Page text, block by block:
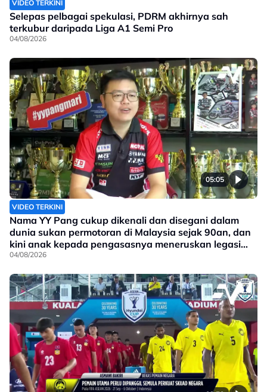
VIDEO TERKINI
Selepas pelbagai spekulasi, PDRM akhirnya sah
terkubur daripada Liga A1 Semi Pro
04/08/2026
05:05
VIDEO TERKINI
Nama YY Pang cukup dikenali dan disegani dalam
dunia sukan permotoran di Malaysia sejak 90an, dan
kini anak kepada pengasasnya meneruskan legasi
yang telah ditinggalkan
04/08/2026